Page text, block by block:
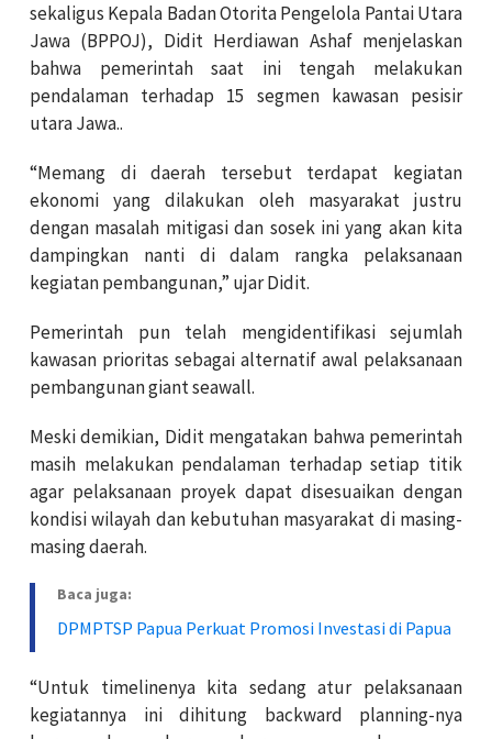
sekaligus Kepala Badan Otorita Pengelola Pantai Utara
Jawa (BPPOJ), Didit Herdiawan Ashaf menjelaskan
bahwa pemerintah saat ini tengah melakukan
pendalaman terhadap 15 segmen kawasan pesisir
utara Jawa..
“Memang di daerah tersebut terdapat kegiatan
ekonomi yang dilakukan oleh masyarakat justru
dengan masalah mitigasi dan sosek ini yang akan kita
dampingkan nanti di dalam rangka pelaksanaan
kegiatan pembangunan,” ujar Didit.
Pemerintah pun telah mengidentifikasi sejumlah
kawasan prioritas sebagai alternatif awal pelaksanaan
pembangunan giant seawall.
Meski demikian, Didit mengatakan bahwa pemerintah
masih melakukan pendalaman terhadap setiap titik
agar pelaksanaan proyek dapat disesuaikan dengan
kondisi wilayah dan kebutuhan masyarakat di masing-
masing daerah.
Baca juga:
DPMPTSP Papua Perkuat Promosi Investasi di Papua
“Untuk timelinenya kita sedang atur pelaksanaan
kegiatannya ini dihitung backward planning-nya